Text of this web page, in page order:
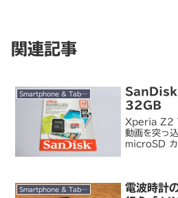
関連記事
Smartphone & Tablet
32GB
Xperia Z2
動画を突っ
microSD カ
Smartphone & Tablet
電波時計